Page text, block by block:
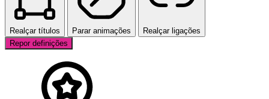
Realçar títulos Parar animações
Realçar ligações
Repor definições